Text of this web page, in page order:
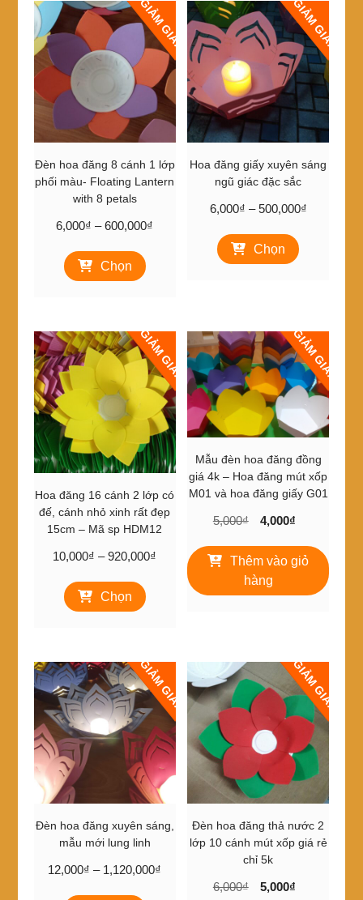
Các
tùy
chọn
có
thể
được
trên
sản
phẩm
GIẢM GIÁ!
Đèn hoa đăng 8 cánh 1 lớp
phối màu- Floating Lantern
with 8 petals
6,000₫ – 600,000₫
Chọn
phẩm
biến
thể.
Các
tùy
chọn
có
thể
được
chọn
trên
trang
sản
GIẢM GIÁ!
Hoa đăng giấy xuyên sáng
ngũ giác đặc sắc
6,000₫ – 500,000₫Khoảng
Chọn
phẩm
thể.
Các
tùy
chọn
có
thể
được
chọn
trên
trang
GIẢM GIÁ!
Hoa đăng 16 cánh 2 lớp có
đế, cánh nhỏ xinh rất đẹp
15cm – Mã sp HDM12
10,000₫ – 920,000₫ Khoảng
Chọn
phẩm
biến
thể.
Các
tùy
chọn
có
thể
được
chọn
trên
trang
phẩm
GIẢM GIÁ!
Mẫu đèn hoa đăng đồng
giá 4k – Hoa đăng mút xốp
M01 và hoa đăng giấy G01
5,000₫
Giá
là:
5,000₫.
4,000₫
tại
4,000₫.
Thêm vào giỏ
hàng
GIẢM GIÁ!
Đèn hoa đăng xuyên sáng,
mẫu mới lung linh
12,000₫ – 1,120,000₫
GIẢM GIÁ!
Đèn hoa đăng thả nước 2
lớp 10 cánh mút xốp giá rẻ
chỉ 5k
6,000₫
Giá
5,000₫